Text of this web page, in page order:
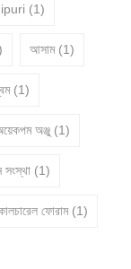
(1)
আসাম (1)
(1)
অঞ্জু (1)
সংস্থা (1)
ফোরাম (1)